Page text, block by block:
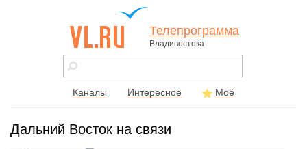
vl.ru - сайт
города
Телепрограмма
Владивостока
Каналы Интересное Моё
Дальний Восток на связи